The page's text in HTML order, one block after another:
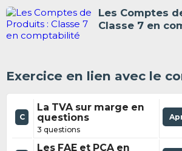
Les Comptes
Classe 7 en
Exercice en lien avec le
C
La TVA sur marge en
questions
3 questions
Les FAE et PCA en